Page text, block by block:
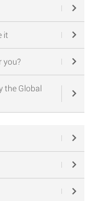
it
you?
the Global